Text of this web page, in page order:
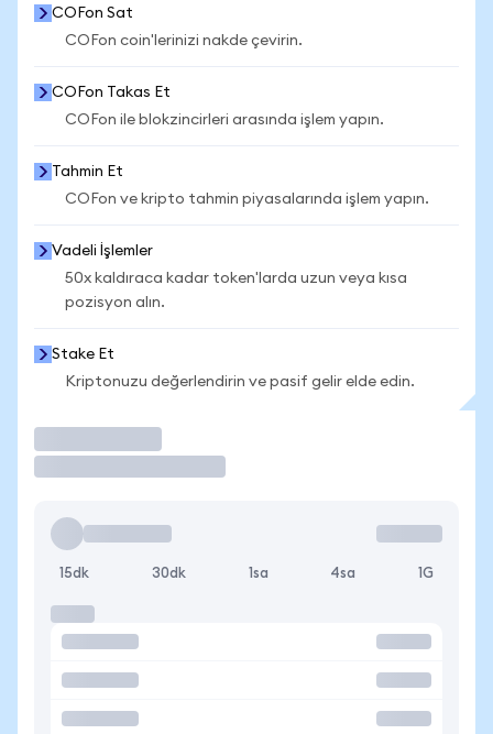
COFon Sat
COFon coin'lerinizi nakde çevirin.
COFon Takas Et
COFon ile blokzincirleri arasında işlem yapın.
Tahmin Et
COFon ve kripto tahmin piyasalarında işlem yapın.
Vadeli İşlemler
50x kaldıraca kadar token'larda uzun veya kısa
pozisyon alın.
Stake Et
Kriptonuzu değerlendirin ve pasif gelir elde edin.
15dk 30dk 1sa 4sa 1G